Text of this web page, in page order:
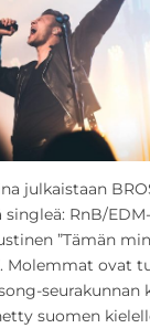
julkaistaan
singleä: RnB/
”Tämän
Molemmat ovat
seurakunnan
suomen